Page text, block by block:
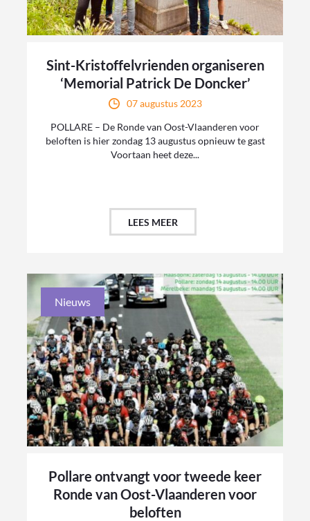
Sint-Kristoffelvrienden organiseren
‘Memorial Patrick De Doncker’
07 augustus 2023
POLLARE – De Ronde van Oost-Vlaanderen voor
beloften is hier zondag 13 augustus opnieuw te gast
Voortaan heet deze...
LEES MEER
Nieuws
Pollare ontvangt voor tweede keer
Ronde van Oost-Vlaanderen voor
beloften